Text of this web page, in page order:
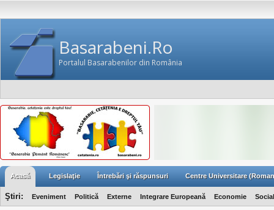
Basarabeni.Ro
Portalul Basarabenilor din România
Acasă Legislaţie Întrebări şi răspunsuri Centre Universitare
Ştiri: Eveniment Politică Externe Integrare Europeană Economie Social